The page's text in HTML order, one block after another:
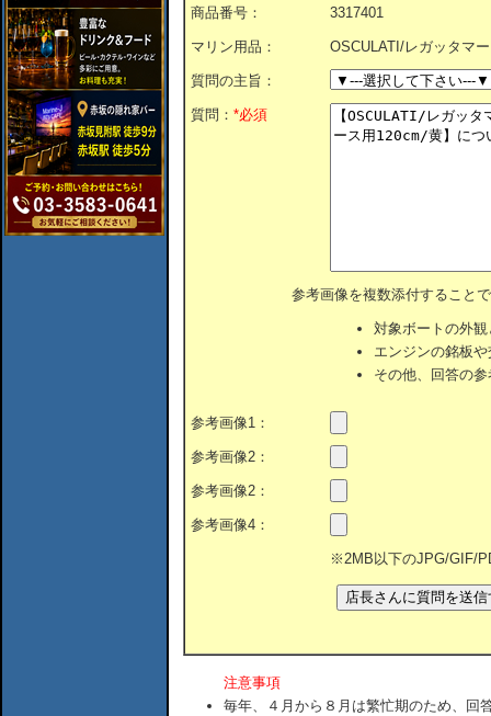
商品番号： 3317401
マリン用品： OSCULATI/レガッタマ
質問の主旨：
質問： *必須
参考画像を複数添付すること
対象ボートの外
エンジンの銘板
その他、回答の
参考画像1：
参考画像2：
参考画像2：
参考画像4：
※2MB以下のJPG/GIF/
注意事項
毎年、４月から８月は繁忙期のため、回